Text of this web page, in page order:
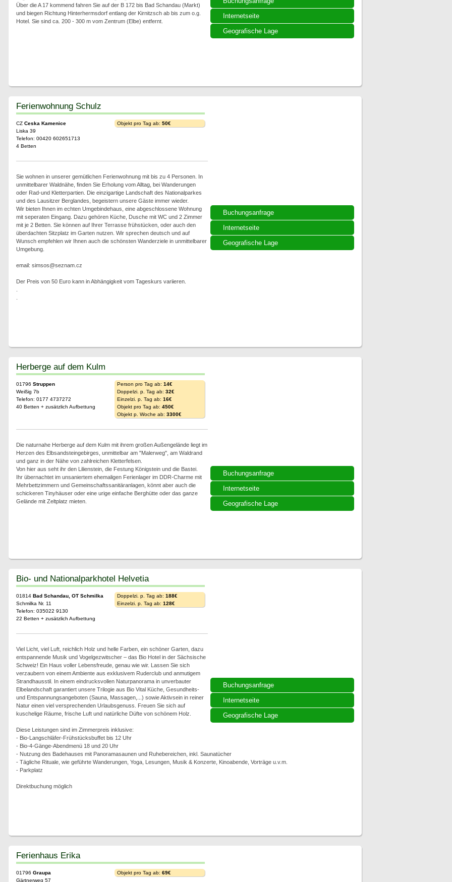
Internetseite
Geografische Lage
Über die A 17 kommend fahren Sie auf der B 172 bis Bad Schandau (Markt)
und biegen Richtung Hinterhermsdorf entlang der Kirnitzsch ab bis zum o.g.
Hotel. Sie sind ca. 200 - 300 m vom Zentrum (Elbe) entfernt.
Buchungsanfrage
Internetseite
Geografische Lage
Ferienwohnung Schulz
CZ Ceska Kamenice
Liska 39
Telefon: 00420 602651713
4 Betten
Objekt pro Tag ab: 50€
Sie wohnen in unserer gemütlichen Ferienwohnung mit bis zu 4 Personen. In
unmittelbarer Waldnähe, finden Sie Erholung vom Alltag, bei Wanderungen
oder Rad-und Kletterpartien. Die einzigartige Landschaft des Nationalparkes
und des Lausitzer Berglandes, begeistern unsere Gäste immer wieder.
Wir bieten Ihnen im echten Umgebindehaus, eine abgeschlossene Wohnung
mit seperaten Eingang. Dazu gehören Küche, Dusche mit WC und 2 Zimmer
mit je 2 Betten. Sie können auf Ihrer Terrasse frühstücken, oder auch den
überdachten Sitzplatz im Garten nutzen. Wir sprechen deutsch und auf
Wunsch empfehlen wir Ihnen auch die schönsten Wanderziele in unmittelbarer
Umgebung.
email: simsos@seznam.cz
Der Preis von 50 Euro kann in Abhängigkeit vom Tageskurs variieren.
Buchungsanfrage
Internetseite
Geografische Lage
Herberge auf dem Kulm
01796 Struppen
Weißig 7b
Telefon: 0177 4737272
40 Betten + zusätzlich Aufbettung
Person pro Tag ab: 14€
Doppelzi. p. Tag ab: 32€
Einzelzi. p. Tag ab: 16€
Objekt pro Tag ab: 450€
Objekt p. Woche ab: 3300€
Die naturnahe Herberge auf dem Kulm mit ihrem großen Außengelände liegt im
Herzen des Elbsandsteingebirges, unmittelbar am "Malerweg", am Waldrand
und ganz in der Nähe von zahlreichen Kletterfelsen.
Von hier aus seht ihr den Lilienstein, die Festung Königstein und die Bastei.
Ihr übernachtet im unsaniertem ehemaligen Ferienlager im DDR-Charme mit
Mehrbettzimmern und Gemeinschaftssanitäranlagen, könnt aber auch die
schickeren Tinyhäuser oder eine urige einfache Berghütte oder das ganze
Gelände mit Zeltplatz mieten.
Buchungsanfrage
Internetseite
Geografische Lage
Bio- und Nationalparkhotel Helvetia
01814 Bad Schandau, OT Schmilka
Schmilka Nr. 11
Telefon: 035022 9130
22 Betten + zusätzlich Aufbettung
Doppelzi. p. Tag ab: 188€
Einzelzi. p. Tag ab: 128€
Viel Licht, viel Luft, reichlich Holz und helle Farben, ein schöner Garten, dazu
entspannende Musik und Vogelgezwitscher – das Bio Hotel in der Sächsische
Schweiz! Ein Haus voller Lebensfreude, genau wie wir. Lassen Sie sich
verzaubern von einem Ambiente aus exklusivem Ruderclub und anmutigem
Strandhausstil. In einem eindrucksvollen Naturpanorama in unverbauter
Elbelandschaft garantiert unsere Trilogie aus Bio Vital Küche, Gesundheits-
und Entspannungsangeboten (Sauna, Massagen,...) sowie Aktivsein in reiner
Natur einen viel versprechenden Urlaubsgenuss. Freuen Sie sich auf
kuschelige Räume, frische Luft und natürliche Düfte von schönem Holz.
Diese Leistungen sind im Zimmerpreis inklusive:
- Bio-Langschläfer-Frühstücksbuffet bis 12 Uhr
- Bio-4-Gänge-Abendmenü 18 und 20 Uhr
- Nutzung des Badehauses mit Panoramasaunen und Ruhebereichen, inkl. Saunatücher
- Tägliche Rituale, wie geführte Wanderungen, Yoga, Lesungen, Musik & Konzerte, Kinoabende, Vorträge u.v.m.
- Parkplatz
Direktbuchung möglich
Ferienhaus Erika
01796 Graupa
Gärtnerweg 57
Objekt pro Tag ab: 69€